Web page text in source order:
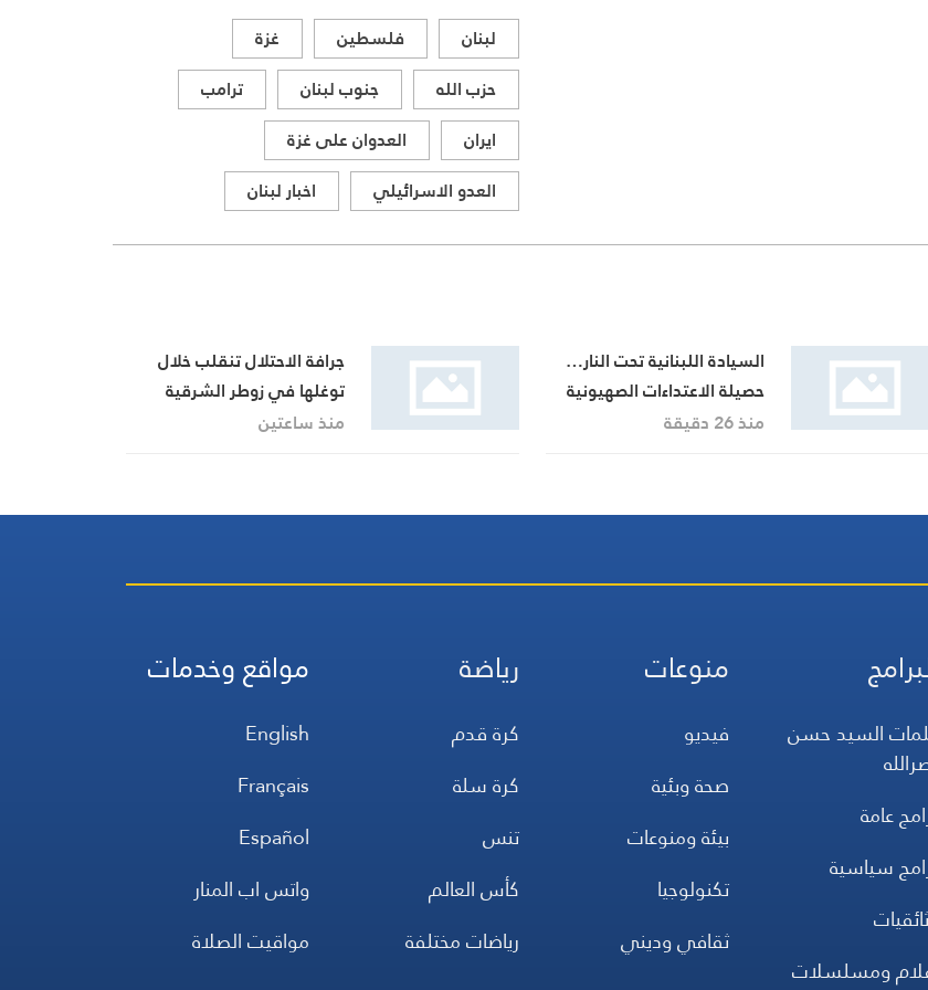
لبنان فلسطين
غزة
حزب الله
جنوب لبنان
ترامب
ايران
العدوان على غزة
العدو الاسرائيلي
اخبار لبنان
السيادة اللبنانية تحت النار…
حصيلة الاعتداءات الصهيونية
في جنوب لبنان اليوم
منذ 26 دقيقة
جرافة الاحتلال تنقلب خلال
توغلها في زوطر الشرقية
وقواته تستنفر
منذ ساعتين
السيد حسن
عامة
سياسية
ومسلسلات
منوعات
فيديو
صحة وبئية
بيئة ومنوعات
تكنولوجيا
ثقافي وديني
رياضة
كرة قدم
كرة سلة
تنس
كأس العالم
رياضات مختلفة
مواقع وخدمات
English
Français
Español
واتس اب المنار
مواقيت الصلاة